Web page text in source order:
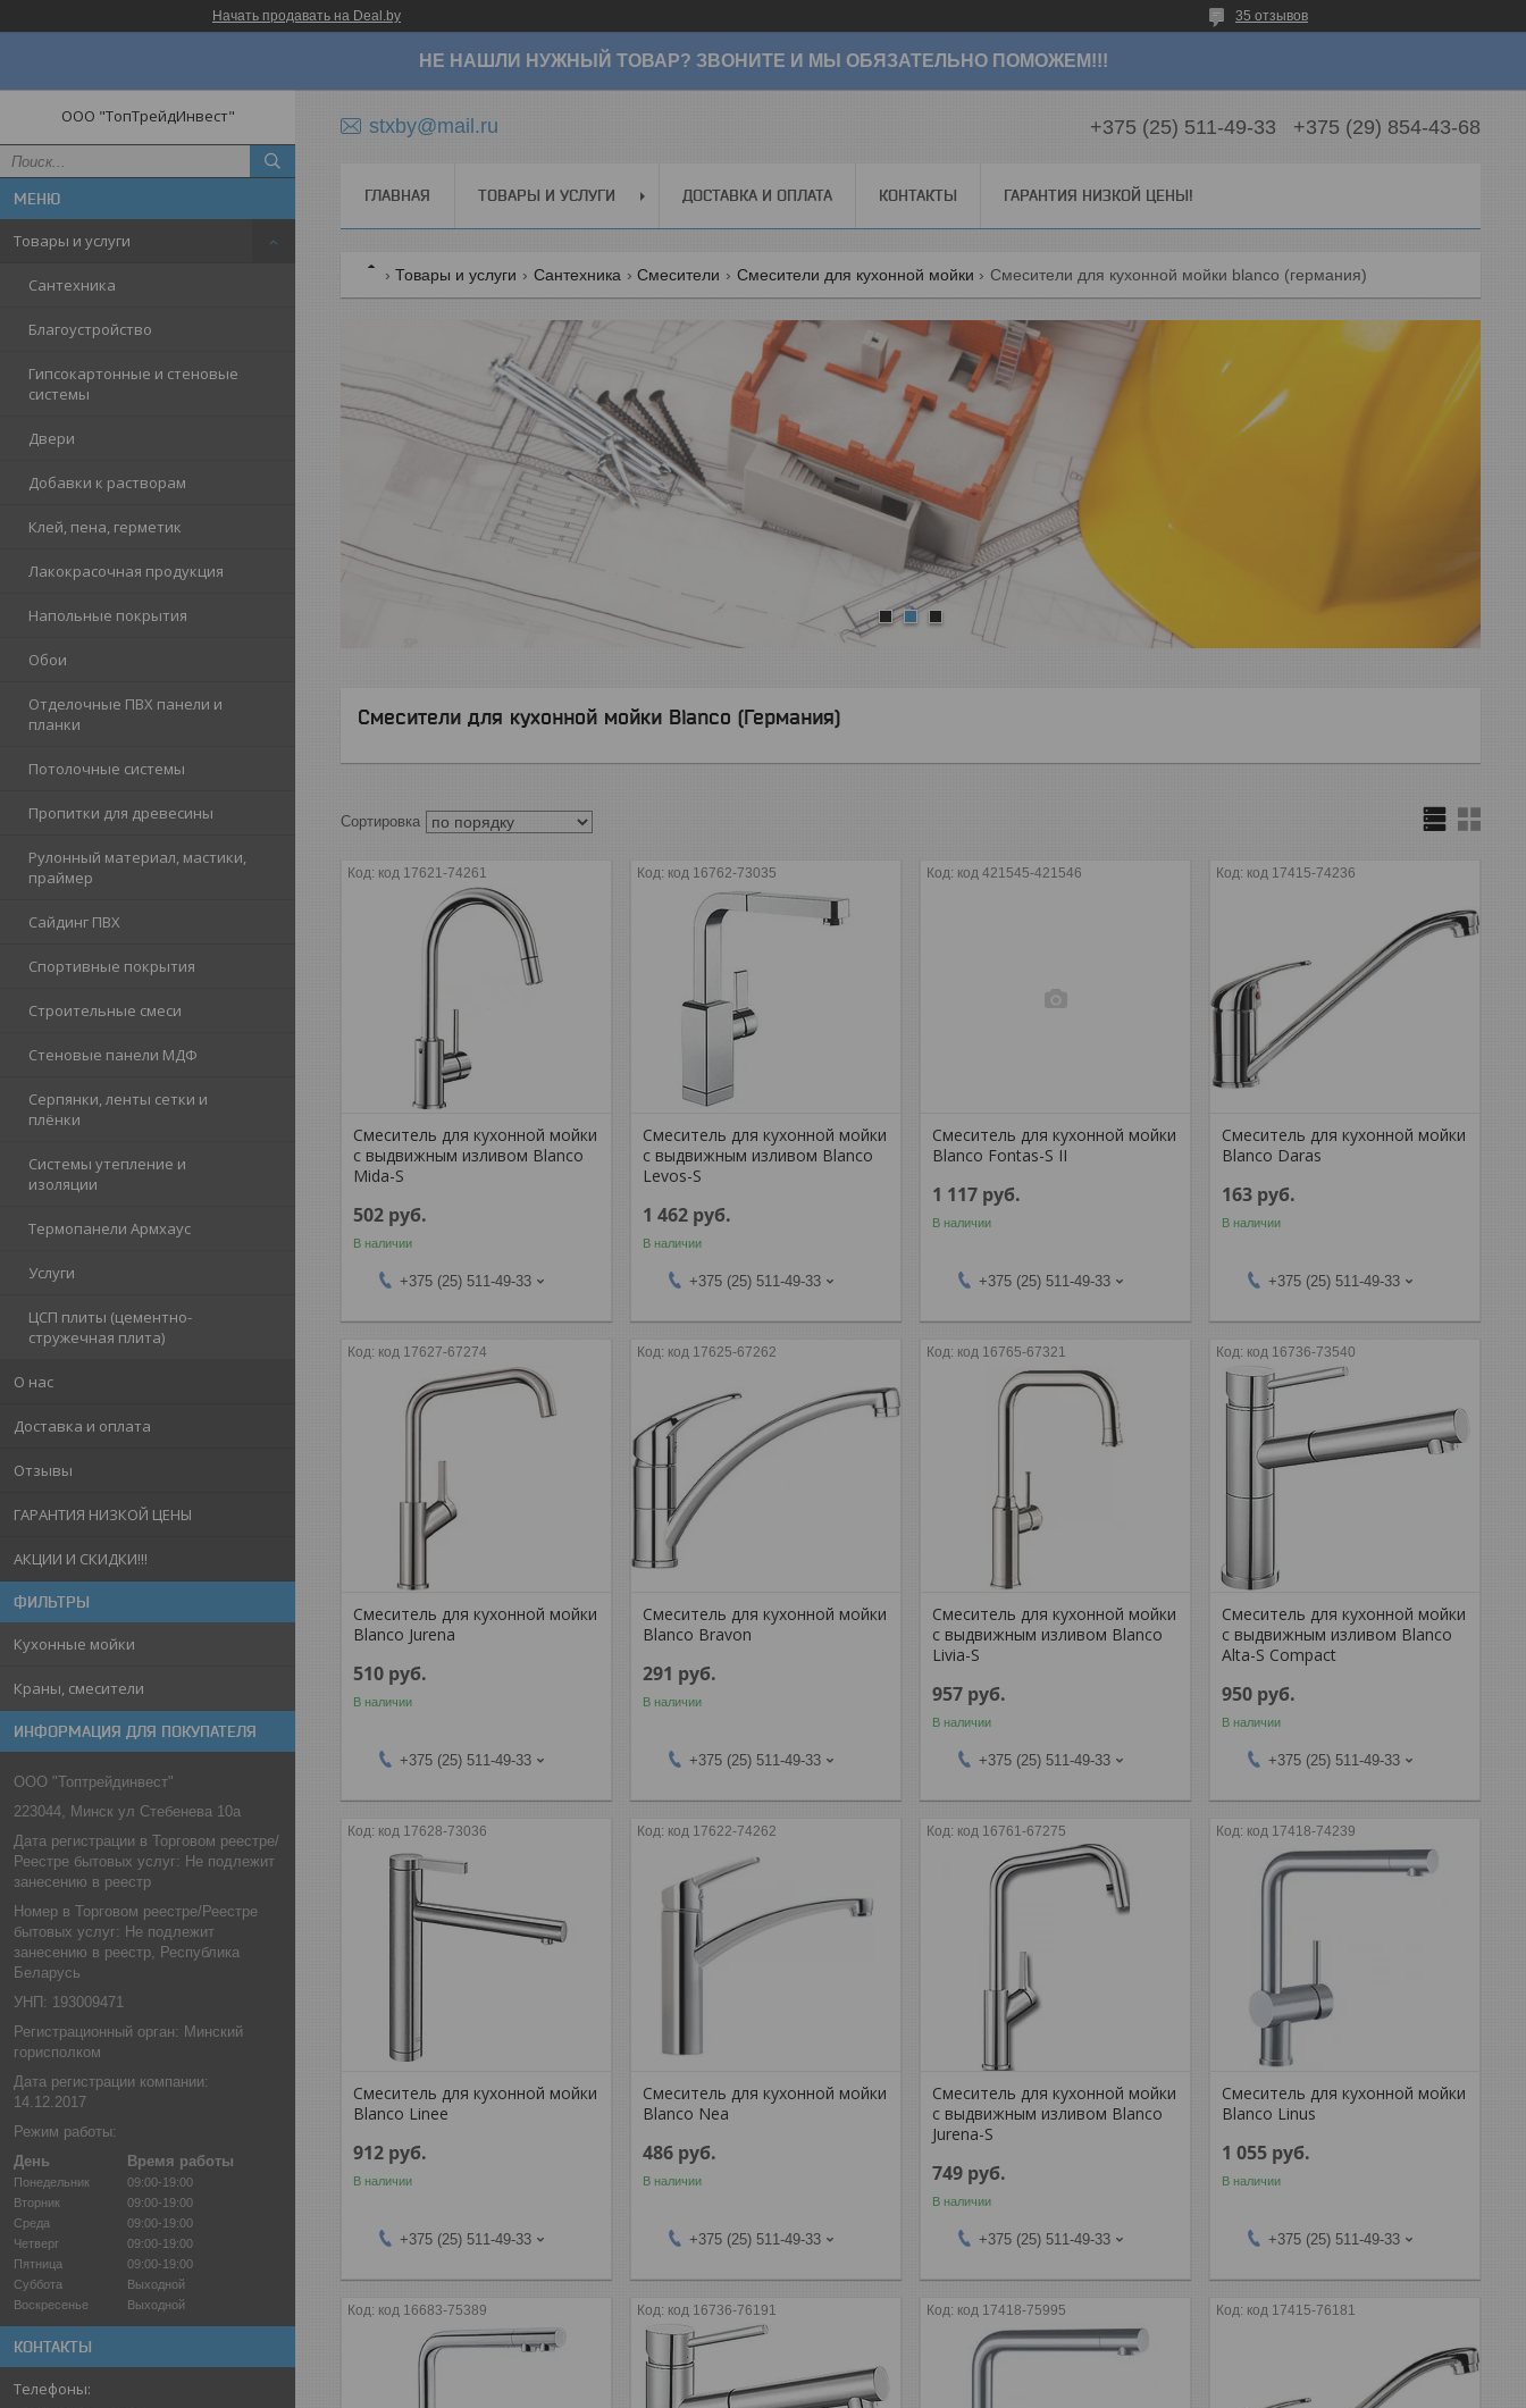
Начать продавать на Deal.by 35 отзывов
НЕ НАШЛИ НУЖНЫЙ ТОВАР? ЗВОНИТЕ И МЫ ОБЯЗАТЕЛЬНО ПОМОЖЕМ!!!
ООО "ТопТрейдИнвест"
Товары и услуги
Сантехника
Благоустройство
Гипсокартонные и стеновые
системы
Двери
Добавки к растворам
Клей, пена, герметик
Лакокрасочная продукция
Напольные покрытия
Обои
Отделочные ПВХ панели и
планки
Потолочные системы
Пропитки для древесины
Рулонный материал, мастики,
праймер
Сайдинг ПВХ
Спортивные покрытия
Строительные смеси
Стеновые панели МДФ
Серпянки, ленты сетки и
плёнки
Системы утепление и
изоляции
Термопанели Армхаус
Услуги
ЦСП плиты (цементно-
стружечная плита)
О нас
Доставка и оплата
Отзывы
ГАРАНТИЯ НИЗКОЙ ЦЕНЫ
АКЦИИ И СКИДКИ!!!
ФИЛЬТРЫ
Кухонные мойки
Краны, смесители
ИНФОРМАЦИЯ ДЛЯ ПОКУПАТЕЛЯ
ООО "Топтрейдинвест"
223044, Минск ул Стебенева 10а
Дата регистрации в Торговом реестре/
Реестре бытовых услуг: Не подлежит
занесению в реестр
Номер в Торговом реестре/Реестре
бытовых услуг: Не подлежит
занесению в реестр, Республика
Беларусь
УНП: 193009471
Регистрационный орган: Минский
горисполком
Дата регистрации компании:
14.12.2017
Режим работы:
День
Время работы
Понедельник
09:00-19:00
Вторник
09:00-19:00
Среда
09:00-19:00
Четверг
09:00-19:00
Пятница
09:00-19:00
Суббота
Выходной
Воскресенье
Выходной
КОНТАКТЫ
stxby@mail.ru +375 (25) 511-49-33 +375 (29) 854-43-68
ГЛАВНАЯ ТОВАРЫ И УСЛУГИ ДОСТАВКА И ОПЛАТА КОНТАКТЫ ГАРАНТИЯ НИЗКОЙ ЦЕНЫ!
Товары и услуги Сантехника Смесители Смесители для кухонной мойки Смесители для кухонной мойки blanco (германия)
Смесители для кухонной мойки Blanco (Германия)
код 17621-74261
Смеситель для кухонной мойки
с выдвижным изливом Blanco
Mida-S
502 руб.
В наличии
+375 (25) 511-49-33
код 16762-73035
Смеситель для кухонной мойки
с выдвижным изливом Blanco
Levos-S
1 462 руб.
В наличии
+375 (25) 511-49-33
код 421545-421546
Смеситель для кухонной мойки
Blanco Fontas-S II
1 117 руб.
В наличии
+375 (25) 511-49-33
код 17415-74236
Смеситель для кухонной мойки
Blanco Daras
163 руб.
В наличии
+375 (25) 511-49-33
код 17627-67274
Смеситель для кухонной мойки
Blanco Jurena
510 руб.
В наличии
+375 (25) 511-49-33
код 17625-67262
Смеситель для кухонной мойки
Blanco Bravon
291 руб.
В наличии
+375 (25) 511-49-33
код 16765-67321
Смеситель для кухонной мойки
с выдвижным изливом Blanco
Livia-S
957 руб.
В наличии
+375 (25) 511-49-33
код 16736-73540
Смеситель для кухонной мойки
с выдвижным изливом Blanco
Alta-S Compact
950 руб.
В наличии
+375 (25) 511-49-33
код 17628-73036
Смеситель для кухонной мойки
Blanco Linee
912 руб.
В наличии
+375 (25) 511-49-33
код 17622-74262
Смеситель для кухонной мойки
Blanco Nea
486 руб.
В наличии
+375 (25) 511-49-33
код 16761-67275
Смеситель для кухонной мойки
с выдвижным изливом Blanco
Jurena-S
749 руб.
В наличии
+375 (25) 511-49-33
код 17418-74239
Смеситель для кухонной мойки
Blanco Linus
1 055 руб.
В наличии
+375 (25) 511-49-33
код 16683-75389 код 16736-76191 код 17418-75995 код 17415-76181